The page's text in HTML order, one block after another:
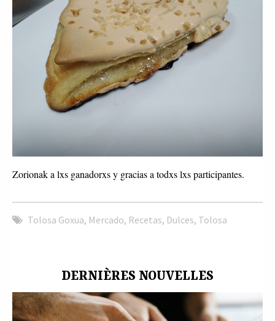
Zorionak a lxs ganadorxs y gracias a todxs lxs participantes.
Tolosa Goxua, Mercado, Recetas, Dulces, Tolosa
DERNIÈRES NOUVELLES